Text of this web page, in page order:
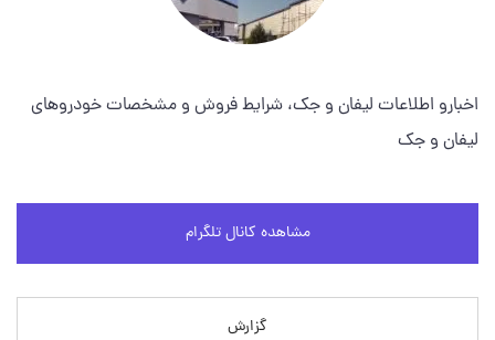
اخبارو اطلاعات لیفان و جک، شرایط فروش و مشخصات خودروهای
لیفان و جک
مشاهده کانال تلگرام
گزارش